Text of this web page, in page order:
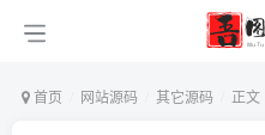
首页 网站源码 其它源码 正文